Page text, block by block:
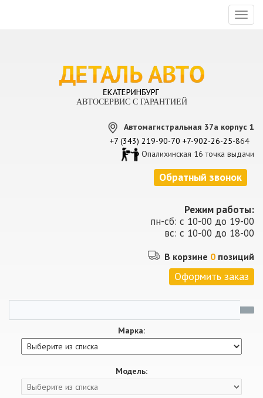
АВТОСЕРВИС С ГАРАНТИЕЙ
Автомагистральная 37а корпус 1
+7 (343) 219-90-70 +7-902-26-25-864
Опалихинская 16 точка выдачи
Обратный звонок
Режим работы:
пн-сб: с 10-00 до 19-00
вс: с 10-00 до 18-00
В корзине 0 позиций
Оформить заказ
Марка:
Модель: